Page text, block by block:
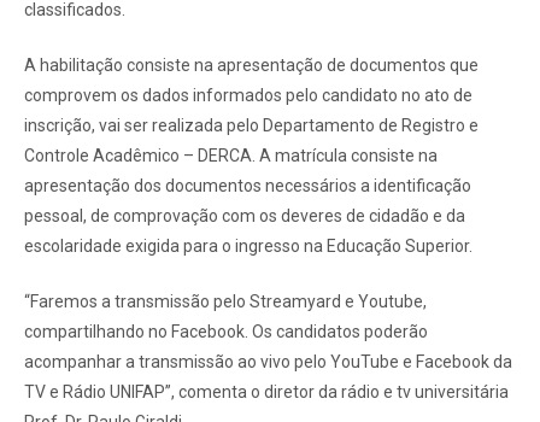
classificados.
A habilitação consiste na apresentação de documentos que
comprovem os dados informados pelo candidato no ato de
inscrição, vai ser realizada pelo Departamento de Registro e
Controle Acadêmico – DERCA. A matrícula consiste na
apresentação dos documentos necessários a identificação
pessoal, de comprovação com os deveres de cidadão e da
escolaridade exigida para o ingresso na Educação Superior.
“Faremos a transmissão pelo Streamyard e Youtube,
compartilhando no Facebook. Os candidatos poderão
acompanhar a transmissão ao vivo pelo YouTube e Facebook da
TV e Rádio UNIFAP”, comenta o diretor da rádio e tv universitária